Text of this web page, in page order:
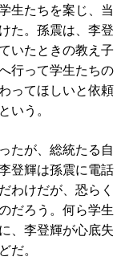
生たちを案じ、当
た。孫震は、李登
いたときの教え子
行って学生たちの
ってほしいと依頼
いう。
たが、総統たる自
登輝は孫震に電話
わけだが、恐らく
だろう。何ら学生
、李登輝が心底失
だ。